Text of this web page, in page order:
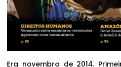
Era novembro de 2014.